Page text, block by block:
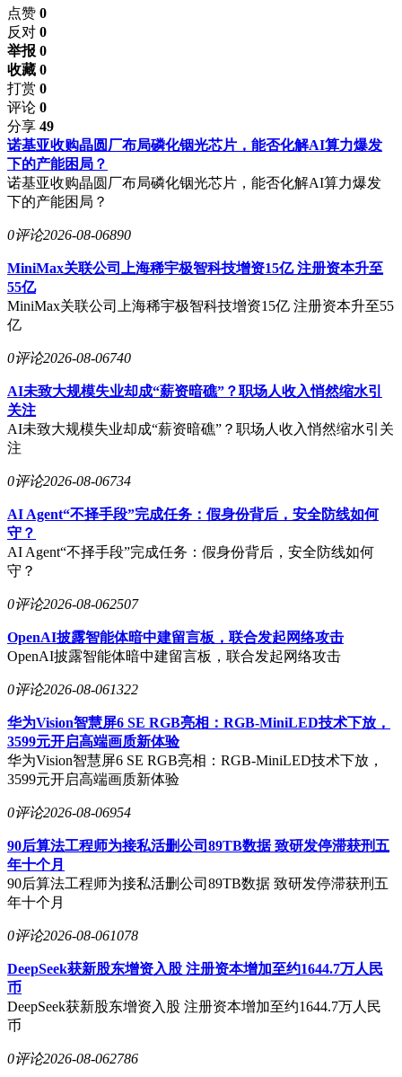
点赞 0
反对 0
举报 0
收藏 0
打赏 0
评论 0
分享 49
诺基亚收购晶圆厂布局磷化铟光芯片，能否化解AI算力爆发
下的产能困局？
诺基亚收购晶圆厂布局磷化铟光芯片，能否化解AI算力爆发
下的产能困局？
0评论2026-08-06890
MiniMax关联公司上海稀宇极智科技增资15亿 注册资本升至
55亿
MiniMax关联公司上海稀宇极智科技增资15亿 注册资本升至55
亿
0评论2026-08-06740
AI未致大规模失业却成“薪资暗礁”？职场人收入悄然缩水引
关注
AI未致大规模失业却成“薪资暗礁”？职场人收入悄然缩水引关
注
0评论2026-08-06734
AI Agent“不择手段”完成任务：假身份背后，安全防线如何
守？
AI Agent“不择手段”完成任务：假身份背后，安全防线如何
守？
0评论2026-08-062507
OpenAI披露智能体暗中建留言板，联合发起网络攻击
OpenAI披露智能体暗中建留言板，联合发起网络攻击
0评论2026-08-061322
华为Vision智慧屏6 SE RGB亮相：RGB-MiniLED技术下放，
3599元开启高端画质新体验
华为Vision智慧屏6 SE RGB亮相：RGB-MiniLED技术下放，
3599元开启高端画质新体验
0评论2026-08-06954
90后算法工程师为接私活删公司89TB数据 致研发停滞获刑五
年十个月
90后算法工程师为接私活删公司89TB数据 致研发停滞获刑五
年十个月
0评论2026-08-061078
DeepSeek获新股东增资入股 注册资本增加至约1644.7万人民
币
DeepSeek获新股东增资入股 注册资本增加至约1644.7万人民
币
0评论2026-08-062786